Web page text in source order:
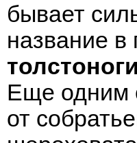
бывает
название в
Еще одним
от